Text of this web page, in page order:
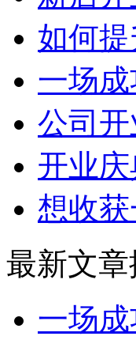
如何
一场
公司
开业
想收
最新文章
一场